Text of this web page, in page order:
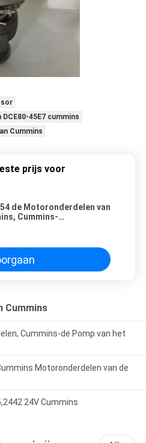
45E7 cummins
Cummins
prijs voor
de Motoronderdelen van
Cummins-
Cummins
Cummins-de Pomp van het
Motoronderdelen van de
24V Cummins